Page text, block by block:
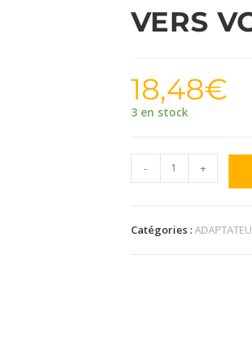
VERS
18,48€
3 en stock
- +
Catégories :